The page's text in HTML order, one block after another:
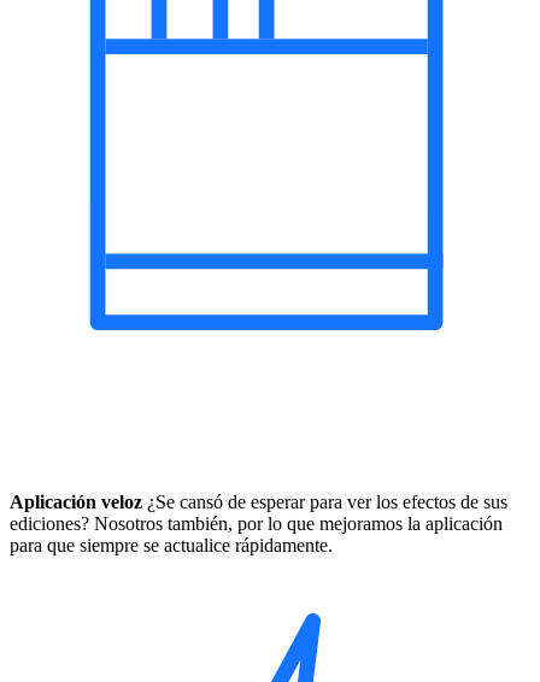
Aplicación veloz ¿Se cansó de esperar para ver los efectos de sus
ediciones? Nosotros también, por lo que mejoramos la aplicación
para que siempre se actualice rápidamente.